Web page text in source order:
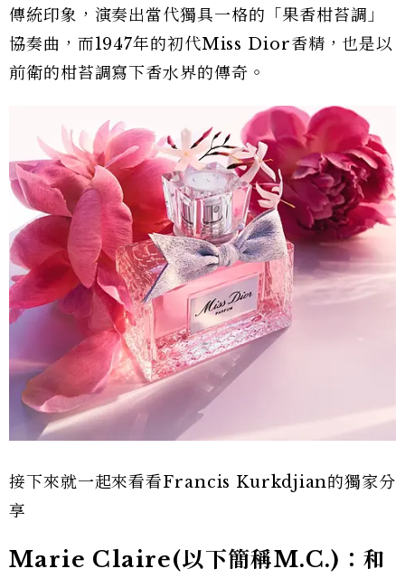
傳統印象，演奏出當代獨具一格的「果香柑苔調」
協奏曲，而1947年的初代Miss Dior香精，也是以
前衛的柑苔調寫下香水界的傳奇。
接下來就一起來看看Francis Kurkdjian的獨家分
享
Marie Claire(以下簡稱M.C.)：和